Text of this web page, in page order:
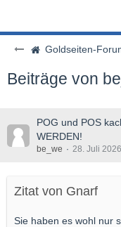
Goldseiten-
Beiträge von
POG und POS
WERDEN!
be_we 28. Juli 2026
Zitat von Gnarf
Sie haben es wohl nur